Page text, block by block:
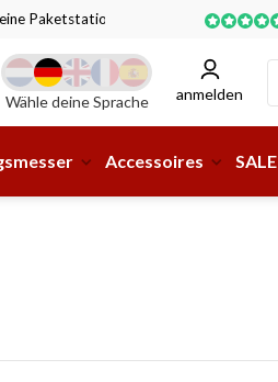
Paketstation möglich!
Wähle deine Sprache
anmelden
Accessoires SALE